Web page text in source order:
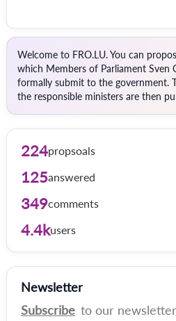
Welcome to FRO.LU. You can
which Members of Parliament Sven
formally submit to the government.
the responsible ministers are then
224propsoals
125answered
349comments
4.4kusers
Newsletter
Subscribe to our